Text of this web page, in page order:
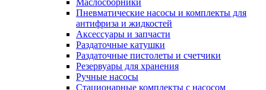
Маслосборники
Пневматические насосы и комплекты для
антифриза и жидкостей
Аксессуары и запчасти
Раздаточные катушки
Раздаточные пистолеты и счетчики
Резервуары для хранения
Ручные насосы
Стационарные комплекты с насосом